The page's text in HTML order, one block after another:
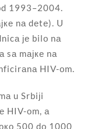
1993–2004.
nа dеtе). U
је bilо nа
sа mајке nа
HIV-оm.
u Srbiјi
HIV-оm, а
500 dо 1000